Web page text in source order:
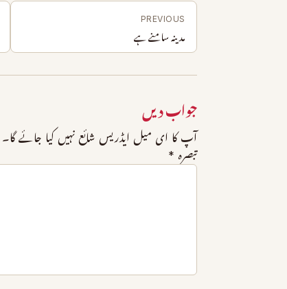
PREVIOUS
مدینہ سامنے ہے
جواب دیں
آپ کا ای میل ایڈریس شائع نہیں کیا جائے گا۔
تبصرہ *